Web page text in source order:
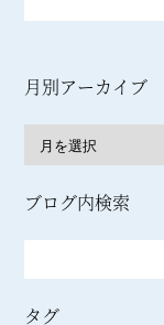
月別アーカイブ
ブログ内検索
タグ